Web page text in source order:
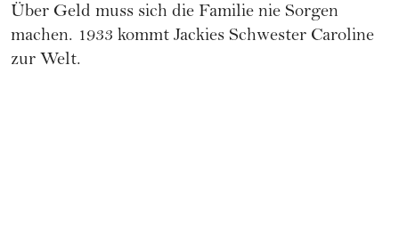
Über Geld muss sich die Familie nie Sorgen
machen. 1933 kommt Jackies Schwester Caroline
zur Welt.